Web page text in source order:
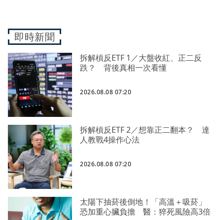
即時新聞
拆解槓反ETF 1／大盤收紅、正二反
跌？ 背後真相一次看懂
2026.08.08 07:20
拆解槓反ETF 2／想靠正二翻本？ 達
人教戰4操作心法
2026.08.08 07:20
太陽下抽菸後倒地！「高溫＋吸菸」
恐加重心臟負擔 醫：猝死風險高3倍